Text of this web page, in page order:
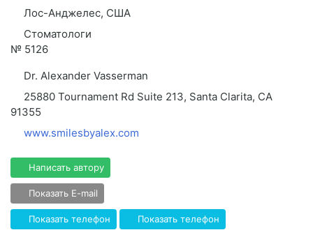
Лос-Анджелес, США
Стоматологи
№ 5126
Dr. Alexander Vasserman
25880 Tournament Rd Suite 213, Santa Clarita, CA
91355
www.smilesbyalex.com
Написать автору
Показать E-mail
Показать телефон Показать телефон